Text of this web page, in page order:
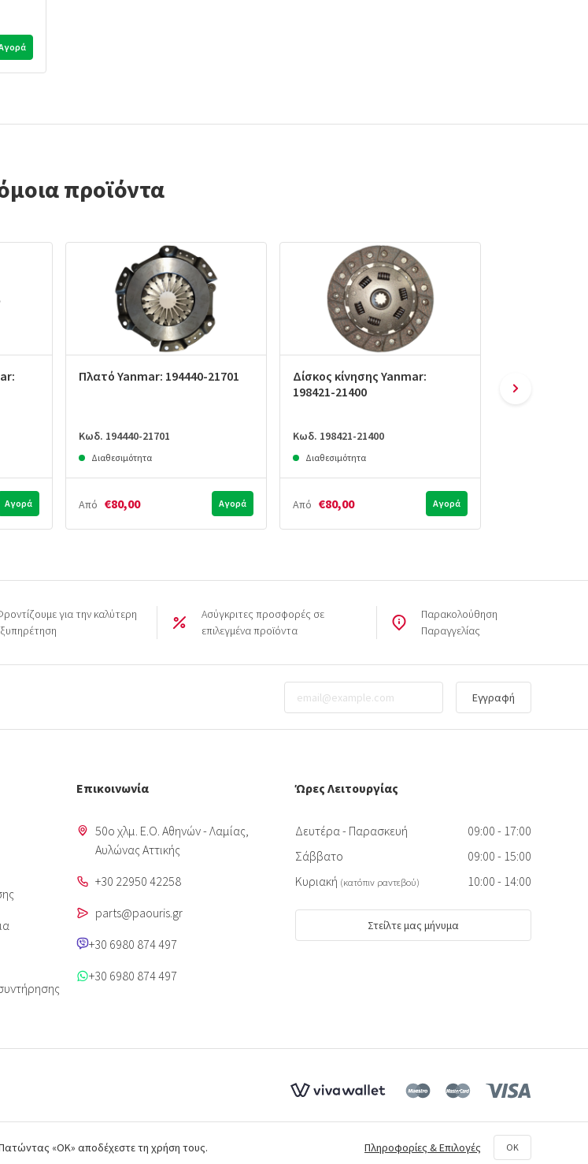
προϊόντα
Αγορά
Πλατό Yanmar: 194440-21701
Κωδ. 194440-21701
Διαθεσιμότητα
Από €80,00 Αγορά
Δίσκος κίνησης Yanmar:
198421-21400
Κωδ. 198421-21400
Διαθεσιμότητα
Από €80,00 Αγορά
29 Δόντια
για την καλύτερη
Ασύγκριτες προσφορές σε
επιλεγμένα προϊόντα
Παρακολούθηση
Παραγγελίας
Εγγραφή
Επικοινωνία
50o χλμ. Ε.Ο. Αθηνών - Λαμίας,
Aυλώνας Αττικής
+30 22950 42258
parts@paouris.gr
+30 6980 874 497
+30 6980 874 497
Ώρες Λειτουργίας
Δευτέρα - Παρασκευή
09:00 - 17:00
Σάββατο
09:00 - 15:00
Κυριακή (κατόπιν ραντεβού) 10:00 - 14:00
Στείλτε μας μήνυμα
δικαιώματα & είναι ιδιοκτησία του paourisparts.gr. Η αντιγραφή διώκεται ποινικά.
«ΟΚ» αποδέχεστε τη χρήση τους. Πληροφορίες & Επιλογές OK